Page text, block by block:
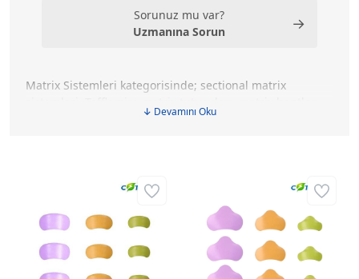
Sorunuz mu var?
Uzmanına Sorun
→
Matrix Sistemleri kategorisinde; sectional matrix
halka sistemleri, kamalar ve restoratif tedavilerde
şekillendirmek için kullanılan matrix sistemlerini farklı
marka ve modellerle inceleyebilir, kliniğinizde
uyguladığınız tekniğe uygun ürünleri kolayca
↓ Devamını Oku